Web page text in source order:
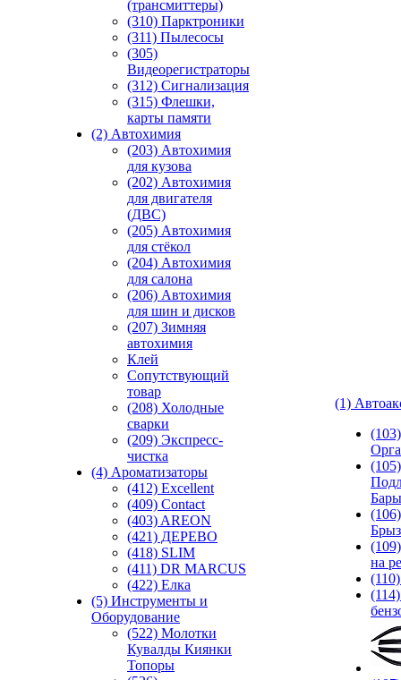
(трансмиттеры)
(310) Парктроники
(311) Пылесосы
(305)
Видеорегистраторы
(312) Сигнализация
(315) Флешки,
карты памяти
(2) Автохимия
(203) Автохимия
для кузова
(202) Автохимия
для двигателя
(ДВС)
(205) Автохимия
для стёкол
(204) Автохимия
для салона
(206) Автохимия
для шин и дисков
(207) Зимняя
автохимия
Клей
Сопутствующий
товар
(208) Холодные
сварки
(209) Экспреcс-
чистка
(4) Ароматизаторы
(412) Excellent
(409) Contact
(403) AREON
(421) ДЕРЕВО
(418) SLIM
(411) DR MARCUS
(422) Елка
(5) Инструменты и
Оборудование
(522) Молотки
Кувалды Киянки
Топоры
(1)
(105)
Бары
(106)
на